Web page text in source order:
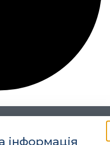
інформація